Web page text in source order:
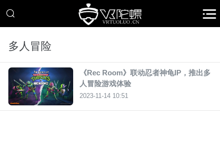
多人冒险
《Rec Room》联动忍者神龟IP，推出多
人冒险游戏体验
2023-11-14 10:51